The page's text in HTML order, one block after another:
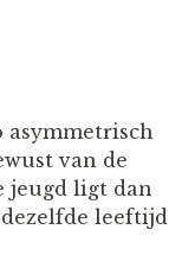
asymmetrisch
van de
jeugd ligt dan
dezelfde leeftijd